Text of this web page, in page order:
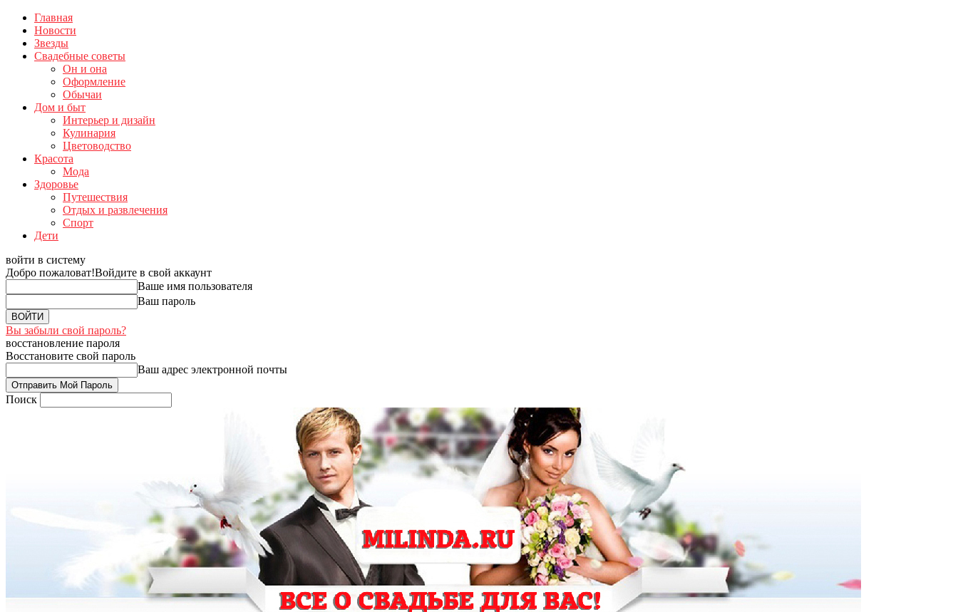
Главная
Новости
Звезды
Свадебные советы
Он и она
Оформление
Обычаи
Дом и быт
Интерьер и дизайн
Кулинария
Цветоводство
Красота
Мода
Здоровье
Путешествия
Отдых и развлечения
Спорт
Дети
войти в систему
Добро пожаловат!Войдите в свой аккаунт
Ваше имя пользователя
Ваш пароль
Вы забыли свой пароль?
восстановление пароля
Восстановите свой пароль
Ваш адрес электронной почты
Поиск